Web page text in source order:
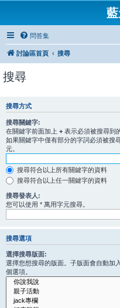
藍
問答集
討論區首頁 搜尋
搜尋
搜尋方式
搜尋關鍵字:
在關鍵字前面加上 + 表示必須被搜尋到
如果關鍵字中僅有部分的字詞必須被搜
元。
搜尋符合以上所有關鍵字的資料
搜尋符合以上任一關鍵字的資料
搜尋發表人:
您可以使用 * 萬用字元搜尋。
搜尋選項
選擇搜尋版面:
選擇您想搜尋的版面。子版面會自動加
個選項。